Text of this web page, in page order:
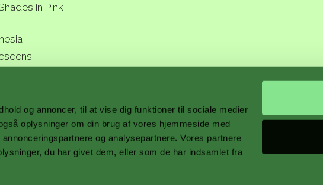
og annoncer, til at vise dig funktioner til sociale medier
oplysninger om din brug af vores hjemmeside med
og analysepartnere. Vores partnere
du har givet dem, eller som de har indsamlet fra
in Pink